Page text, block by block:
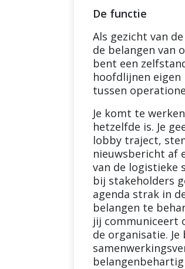
De functie
Als gezicht van
de belangen van
bent een
hoofdlijnen
tussen
Je komt te
hetzelfde is. Je
lobby traject,
nieuwsbericht af
van de logistieke
bij stakeholders
agenda strak in
belangen te
jij communiceert
de organisatie.